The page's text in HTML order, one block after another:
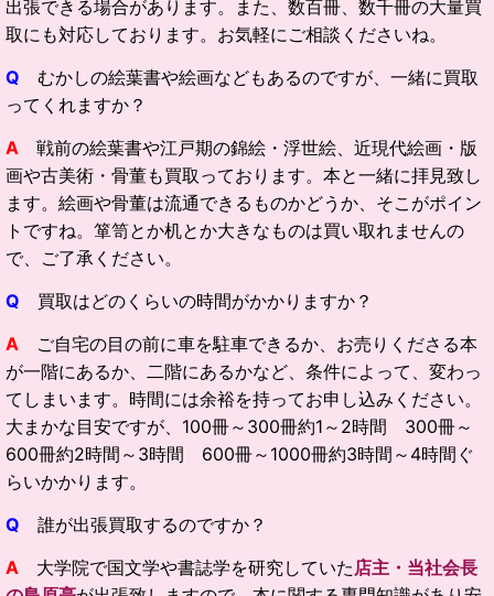
出張できる場合があります。また、数百冊、数千冊の大量買
取にも対応しております。お気軽にご相談くださいね。
Q むかしの絵葉書や絵画などもあるのですが、一緒に買取
ってくれますか？
A
戦前の絵葉書や江戸期の錦絵・浮世絵、近現代絵画・版
画や古美術・骨董も買取っております。本と一緒に拝見致し
ます。絵画や骨董は流通できるものかどうか、そこがポイン
トですね。箪笥とか机とか大きなものは買い取れませんの
で、ご了承ください。
Q 買取はどのくらいの時間がかかりますか？
A ご自宅の目の前に車を駐車できるか、お売りくださる本
が一階にあるか、二階にあるかなど、条件によって、変わっ
てしまいます。時間には余裕を持ってお申し込みください。
大まかな目安ですが、100冊～300冊約1～2時間 300冊～
600冊約2時間～3時間 600冊～1000冊約3時間～4時間ぐ
らいかかります。
Q 誰が出張買取するのですか？
A 大学院で国文学や書誌学を研究していた店主・当社会長